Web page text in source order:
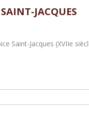
JACQUES
Saint-Jacques (XVIIe